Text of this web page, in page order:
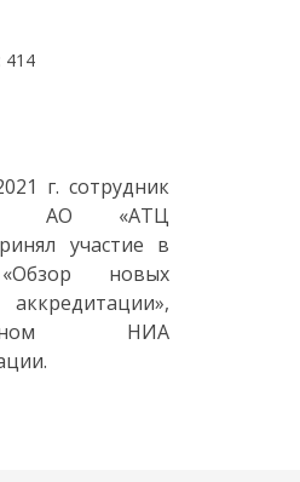
г. сотрудник
АО «АТЦ
участие в
новых
НИА